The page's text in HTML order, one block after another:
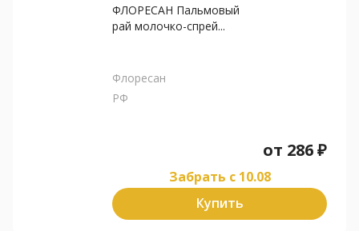
ФЛОРЕСАН Пальмовый
рай молочко-спрей...
Флоресан
РФ
от 286₽
Забрать c 10.08
Купить